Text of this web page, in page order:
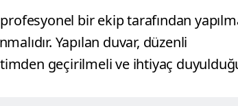
bir ekip tarafından
Yapılan duvar, düzenli
geçirilmeli ve ihtiyaç